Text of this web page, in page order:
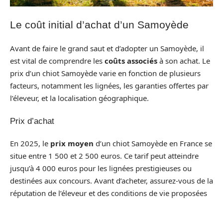
Le coût initial d’achat d’un Samoyède
Avant de faire le grand saut et d’adopter un Samoyède, il
est vital de comprendre les coûts associés à son achat. Le
prix d’un chiot Samoyède varie en fonction de plusieurs
facteurs, notamment les lignées, les garanties offertes par
l’éleveur, et la localisation géographique.
Prix d’achat
En 2025, le prix moyen d’un chiot Samoyède en France se
situe entre 1 500 et 2 500 euros. Ce tarif peut atteindre
jusqu’à 4 000 euros pour les lignées prestigieuses ou
destinées aux concours. Avant d’acheter, assurez-vous de la
réputation de l’éleveur et des conditions de vie proposées